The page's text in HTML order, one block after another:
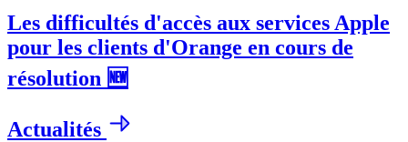
Les difficultés d'accès aux services Apple
pour les clients d'Orange en cours de
résolution 🆕
Actualités